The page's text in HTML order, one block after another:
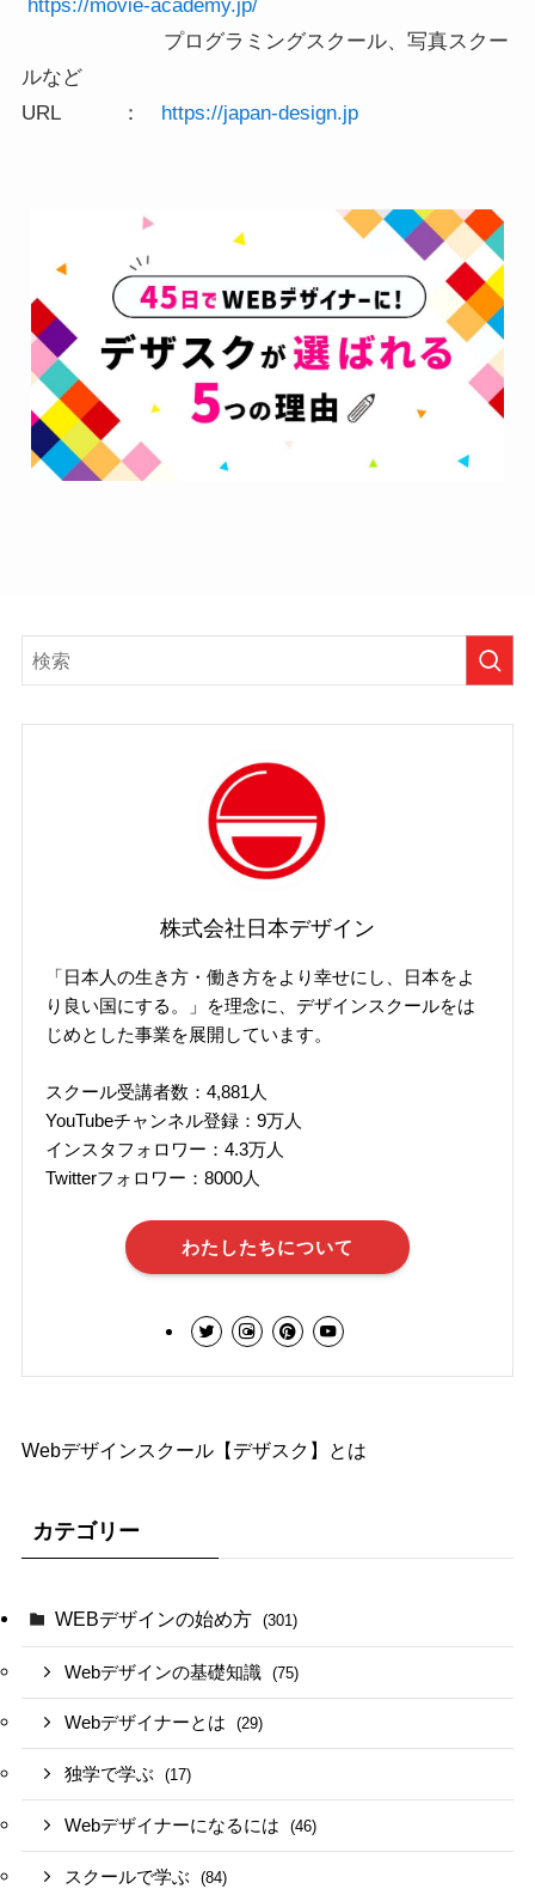
https://movie-academy.jp/
プログラミングスクール、写真スクー
ルなど
URL ：
https://japan-design.jp
株式会社日本デザイン
「日本人の生き方・働き方をより幸せにし、日本をよ
り良い国にする。」を理念に、デザインスクールをは
じめとした事業を展開しています。
スクール受講者数：4,881人
YouTubeチャンネル登録：9万人
インスタフォロワー：4.3万人
Twitterフォロワー：8000人
わたしたちについて
Webデザインスクール【デザスク】とは
カテゴリー
WEBデザインの始め方 (301)
Webデザインの基礎知識 (75)
Webデザイナーとは (29)
独学で学ぶ (17)
Webデザイナーになるには (46)
スクールで学ぶ (84)